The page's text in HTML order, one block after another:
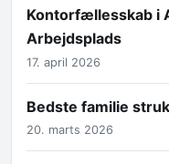
Kontorfællesskab i
Arbejdsplads
17. april 2026
Bedste familie
20. marts 2026